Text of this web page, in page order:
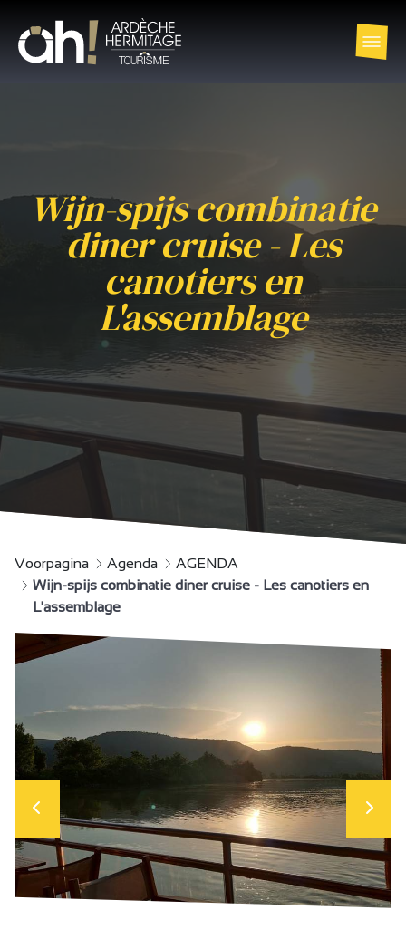
Wijn-spijs combinatie
diner cruise - Les
canotiers en
L'assemblage
Voorpagina Agenda
AGENDA
Wijn-spijs combinatie diner cruise - Les canotiers en
L'assemblage